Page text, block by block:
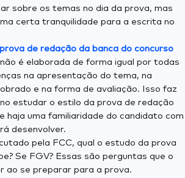
sobre os temas no dia da prova, mas
certa tranquilidade para a escrita no
de redação da banca do concurso
é elaborada de forma igual por todas
na apresentação do tema, na
e na forma de avaliação. Isso faz
estudar o estilo da prova de redação
haja uma familiaridade do candidato com
desenvolver.
pela FCC, qual o estudo da prova
Se FGV? Essas são perguntas que o
ao se preparar para a prova.